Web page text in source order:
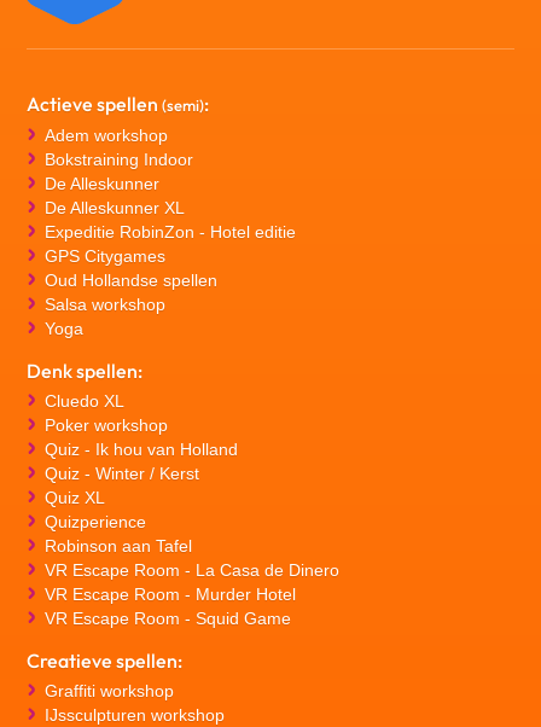
Actieve spellen (semi):
Adem workshop
Bokstraining Indoor
De Alleskunner
De Alleskunner XL
Expeditie RobinZon - Hotel editie
GPS Citygames
Oud Hollandse spellen
Salsa workshop
Yoga
Denk spellen:
Cluedo XL
Poker workshop
Quiz - Ik hou van Holland
Quiz - Winter / Kerst
Quiz XL
Quizperience
Robinson aan Tafel
VR Escape Room - La Casa de Dinero
VR Escape Room - Murder Hotel
VR Escape Room - Squid Game
Creatieve spellen:
Graffiti workshop
IJssculpturen workshop